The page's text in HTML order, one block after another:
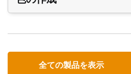
再現されるというわけではあ
各種カラーマネージメント・ソ
しています。
数えきれない程の入力／出力装
に困難です。ブランドイメージ
ル・ワークフローを使 用する
全ての製品を表示